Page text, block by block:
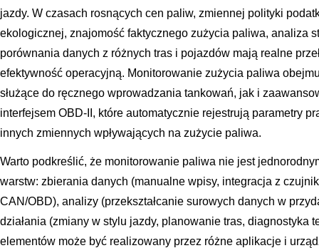
jazdy. W czasach rosnących cen paliw, zmiennej polityki
ekologicznej, znajomość faktycznego zużycia paliwa, analiza
porównania danych z różnych tras i pojazdów mają realne
efektywność operacyjną. Monitorowanie zużycia paliwa
służące do ręcznego wprowadzania tankowań, jak i
interfejsem OBD-II, które automatycznie rejestrują parametry
innych zmiennych wpływających na zużycie paliwa.
Warto podkreślić, że monitorowanie paliwa nie jest
warstw: zbierania danych (manualne wpisy, integracja z
CAN/OBD), analizy (przekształcanie surowych danych w
działania (zmiany w stylu jazdy, planowanie tras, diagnostyka
elementów może być realizowany przez różne aplikacje i